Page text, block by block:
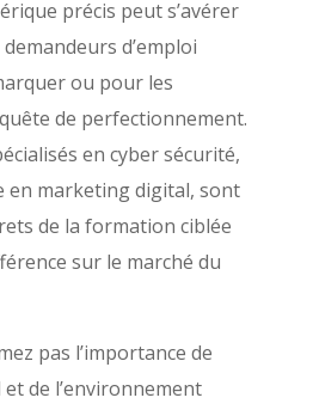
précis peut s’avérer
d’emploi
ou pour les
de perfectionnement.
en cyber sécurité,
en marketing digital, sont
de la formation ciblée
sur le marché du
pas l’importance de
de l’environnement